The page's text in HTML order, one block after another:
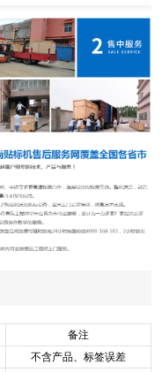
备注
不含产品、标签误差